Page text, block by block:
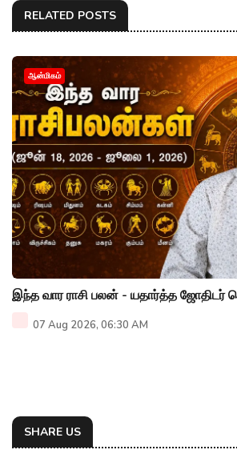
RELATED POSTS
ஆன்மிகம்
இந்த வார ராசி பலன் - யதார்த்த ஜோதிடர்
07 Aug 2026, 06:30 AM
SHARE US